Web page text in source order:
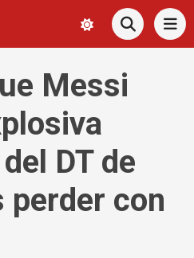
Messi
DT de
perder con